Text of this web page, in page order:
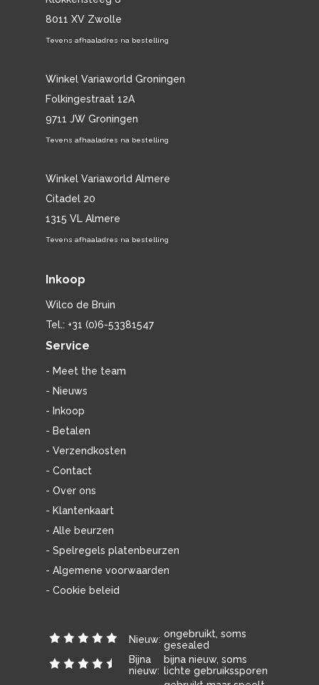
8011 XV Zwolle
Tevens afhaaladres na bestelling
Winkel Variaworld Groningen
Folkingestraat 12A
9711 JW Groningen
Tevens afhaaladres na bestelling
Winkel Variaworld Almere
Citadel 20
1315 VL Almere
Tevens afhaaladres na bestelling
Inkoop
Wilco de Bruin
Tel.: +31 (0)6-53381547
Service
- Meet the team
- Nieuws
- Inkoop
- Betalen
- Verzendkosten
- Contact
- Over ons
- Klantenkaart
- Alle beurzen
- Spelregels platenbeurzen
- Algemene voorwaarden
- Cookie beleid
Nieuw: ongebruikt, soms
gesealed
Bijna
nieuw:
bijna nieuw, soms
lichte gebruikssporen